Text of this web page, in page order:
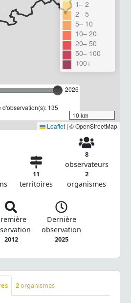
2026
d'observation(s): 135
1– 2
2– 5
5– 10
10– 20
20– 50
50– 100
100+
10 km
Leaflet | © OpenStreetMap
11
territoires
8
observateurs
2
organismes
2012
Dernière
observation
2025
2organismes